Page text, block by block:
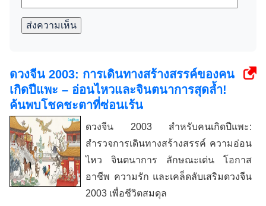
ส่งความเห็น
ดวงจีน 2003: การเดินทางสร้างสรรค์ของคน
เกิดปีแพะ – อ่อนไหวและจินตนาการสุดล้ำ!
ค้นพบโชคชะตาที่ซ่อนเร้น
ดวงจีน 2003 สำหรับคนเกิดปีแพะ:
สำรวจการเดินทางสร้างสรรค์ ความอ่อน
ไหว จินตนาการ ลักษณะเด่น โอกาส
อาชีพ ความรัก และเคล็ดลับเสริมดวงจีน
2003 เพื่อชีวิตสมดุล